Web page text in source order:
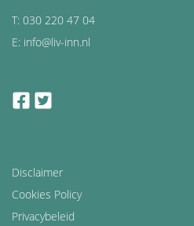
T: 030 220 47 04
E: info@liv-inn.nl
facebook
Disclaimer
Cookies Policy
Privacybeleid